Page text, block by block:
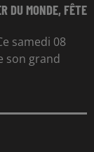
DU MONDE, FÊTE
samedi 08
son grand